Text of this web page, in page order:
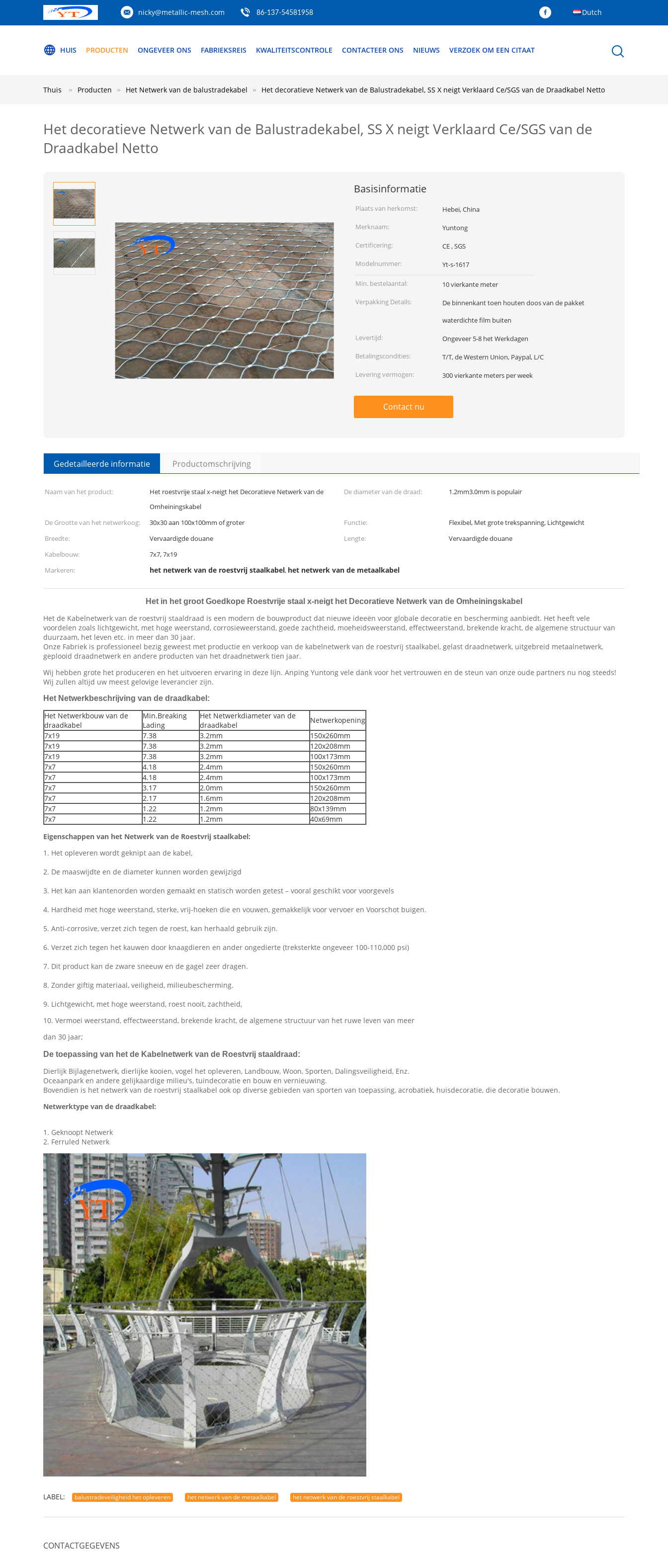
nicky@metallic-mesh.com 86-137-54581958 Dutch
HUIS PRODUCTEN ONGEVEER ONS FABRIEKSREIS KWALITEITSCONTROLE CONTACTEER ONS NIEUWS VERZOEK OM EEN CITAAT
Thuis Producten Het Netwerk van de balustradekabel Het decoratieve Netwerk van de Balustradekabel, SS X neigt Verklaard Ce/SGS van de Draadkabel Netto
Het decoratieve Netwerk van de Balustradekabel, SS X neigt Verklaard Ce/SGS van de
Draadkabel Netto
Basisinformatie
Plaats van herkomst:
Hebei, China
Merknaam:
Yuntong
Certificering:
CE , SGS
Modelnummer:
Yt-s-1617
Min. bestelaantal:
10 vierkante meter
Verpakking Details:
De binnenkant toen houten doos van de pakket
waterdichte film buiten
Levertijd:
Ongeveer 5-8 het Werkdagen
Betalingscondities:
T/T, de Western Union, Paypal, L/C
Levering vermogen:
300 vierkante meters per week
Contact nu
Gedetailleerde informatie Productomschrijving
Naam van het product:
Het roestvrije staal x-neigt het Decoratieve Netwerk van de
Omheiningskabel
De diameter van de draad: 1.2mm3.0mm is populair
De Grootte van het netwerkoog: 30x30 aan 100x100mm of groter Functie:
Flexibel, Met grote trekspanning, Lichtgewicht
Breedte:
Vervaardigde douane Lengte:
Vervaardigde douane
Kabelbouw:
7x7, 7x19
Markeren:
het netwerk van de roestvrij staalkabel, het netwerk van de metaalkabel
Het in het groot Goedkope Roestvrije staal x-neigt het Decoratieve Netwerk van de Omheiningskabel
Het de Kabelnetwerk van de roestvrij staaldraad is een modern de bouwproduct dat nieuwe ideeën voor globale decoratie en bescherming aanbiedt. Het heeft vele
voordelen zoals lichtgewicht, met hoge weerstand, corrosieweerstand, goede zachtheid, moeheidsweerstand, effectweerstand, brekende kracht, de algemene structuur van
duurzaam, het leven etc. in meer dan 30 jaar.
Onze Fabriek is professioneel bezig geweest met productie en verkoop van de kabelnetwerk van de roestvrij staalkabel, gelast draadnetwerk, uitgebreid metaalnetwerk,
geplooid draadnetwerk en andere producten van het draadnetwerk tien jaar.
Wij hebben grote het produceren en het uitvoeren ervaring in deze lijn. Anping Yuntong vele dank voor het vertrouwen en de steun van onze oude partners nu nog steeds!
Wij zullen altijd uw meest gelovige leverancier zijn.
Het Netwerkbeschrijving van de draadkabel:
Het Netwerkbouw van de
draadkabel
Min.Breaking
Lading
Het Netwerkdiameter van de
draadkabel
Netwerkopening
7x19
7.38 3.2mm
150x260mm
7x19
7.38 3.2mm
120x208mm
7x19
7.38 3.2mm
100x173mm
7x7
4.18 2.4mm
150x260mm
7x7
4.18 2.4mm
100x173mm
7x7
3.17 2.0mm
150x260mm
7x7
2.17 1.6mm
120x208mm
7x7
1.22 1.2mm
80x139mm
7x7
1.22 1.2mm
40x69mm
Eigenschappen van het Netwerk van de Roestvrij staalkabel:
1. Het opleveren wordt geknipt aan de kabel,
2. De maaswijdte en de diameter kunnen worden gewijzigd
3. Het kan aan klantenorden worden gemaakt en statisch worden getest – vooral geschikt voor voorgevels
4. Hardheid met hoge weerstand, sterke, vrij-hoeken die en vouwen, gemakkelijk voor vervoer en Voorschot buigen.
5. Anti-corrosive, verzet zich tegen de roest, kan herhaald gebruik zijn.
6. Verzet zich tegen het kauwen door knaagdieren en ander ongedierte (treksterkte ongeveer 100-110,000 psi)
7. Dit product kan de zware sneeuw en de gagel zeer dragen.
8. Zonder giftig materiaal, veiligheid, milieubescherming.
9. Lichtgewicht, met hoge weerstand, roest nooit, zachtheid,
10. Vermoei weerstand, effectweerstand, brekende kracht, de algemene structuur van het ruwe leven van meer
dan 30 jaar;
De toepassing van het de Kabelnetwerk van de Roestvrij staaldraad:
Dierlijk Bijlagenetwerk, dierlijke kooien, vogel het opleveren, Landbouw, Woon, Sporten, Dalingsveiligheid, Enz.
Oceaanpark en andere gelijkaardige milieu's, tuindecoratie en bouw en vernieuwing.
Bovendien is het netwerk van de roestvrij staalkabel ook op diverse gebieden van sporten van toepassing, acrobatiek, huisdecoratie, die decoratie bouwen.
Netwerktype van de draadkabel:
1. Geknoopt Netwerk
2. Ferruled Netwerk
LABEL: balustradeveiligheid het opleveren het netwerk van de metaalkabel het netwerk van de roestvrij staalkabel
CONTACTGEGEVENS